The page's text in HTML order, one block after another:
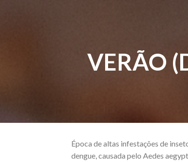
VERÃO
Época de altas infestações de
dengue, causada pelo Aedes